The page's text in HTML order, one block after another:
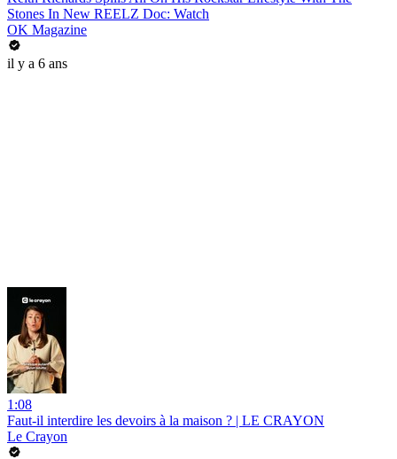
Stones In New REELZ Doc: Watch
OK Magazine
il y a 6 ans
1:08
Faut-il interdire les devoirs à la maison ? | LE CRAYON
Le Crayon